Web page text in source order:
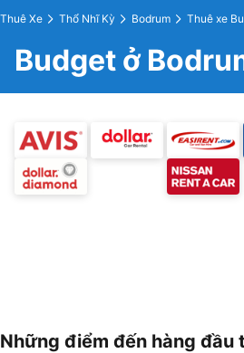
Thuê Xe Thổ Nhĩ Kỳ Bodrum Thuê xe
Budget ở
Những điểm đến hàng đầu